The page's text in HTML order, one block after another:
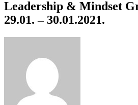
Leadership & Mindset
29.01. – 30.01.2021.